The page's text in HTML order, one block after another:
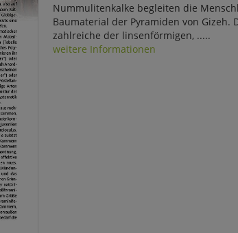
Nummulitenkalke begleiten die
Baumaterial der Pyramiden von
zahlreiche der linsenförmigen, .....
weitere Informationen